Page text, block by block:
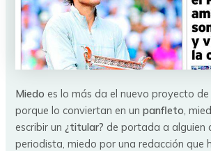
Miedo es lo más da el nuevo proyecto de
porque lo conviertan en unpanfleto,
escribir un ¿titular? de portada a alguien
periodista, miedo por una redacción que